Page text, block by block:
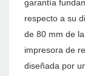
garantía
respecto a su
de 80 mm de
impresora de
diseñada por